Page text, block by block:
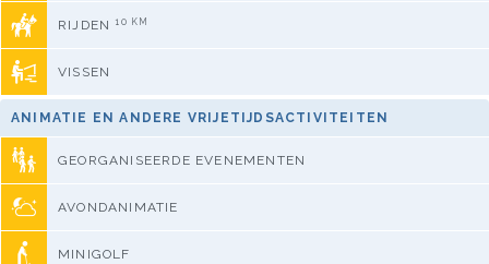
RIJDEN 10 KM
VISSEN
ANIMATIE EN ANDERE VRIJETIJDSACTIVITEITEN
GEORGANISEERDE EVENEMENTEN
AVONDANIMATIE
MINIGOLF